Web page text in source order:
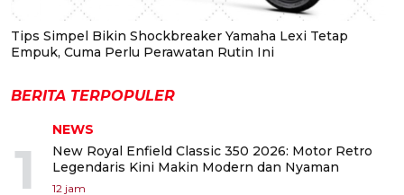
Tips Simpel Bikin Shockbreaker Yamaha Lexi Tetap
Empuk, Cuma Perlu Perawatan Rutin Ini
BERITA TERPOPULER
1
NEWS
New Royal Enfield Classic 350 2026: Motor Retro
Legendaris Kini Makin Modern dan Nyaman
12 jam